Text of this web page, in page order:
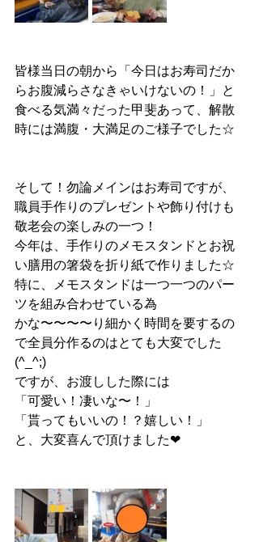
皆様当日の朝から「今日はお寿司だか
らお腹減らさなきゃいけないの！」と
食べる気満々だった甲斐あって、解散
時には満腹・大満足のご様子でした☆
そして！勿論メインはお寿司ですが、
職員手作りのプレゼントや飾り付けも
敬老会の楽しみの一つ！
今年は、手作りのメモスタンドとお祝
い膳用の箸袋を折り紙で作りました☆
特に、メモスタンドは一つ一つのパー
ツを組み合わせている為
かな〜〜〜〜り細かく時間を要するの
で全員分作るのはとても大変でした
(^_^;)
ですが、お渡しした際には
「可愛い！凄いな〜！」
「貰ってもいいの！？嬉しい！」
と、大変喜んで頂けました❤